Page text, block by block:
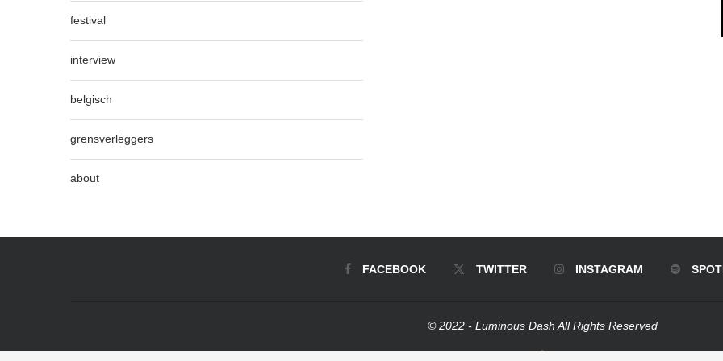
festival
interview
belgisch
grensverleggers
about
FACEBOOK TWITTER INSTAGRAM
© 2022 - Luminous Dash All Rights Reserved